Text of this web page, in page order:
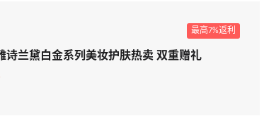
最高7%返利
诗兰黛白金系列美妆护肤热卖 双重赠礼